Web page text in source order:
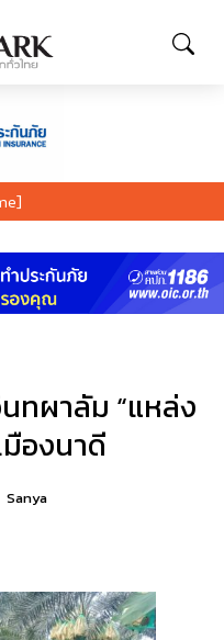
ทผาลัม “แหล่ง
มืองนาดี
Sanya